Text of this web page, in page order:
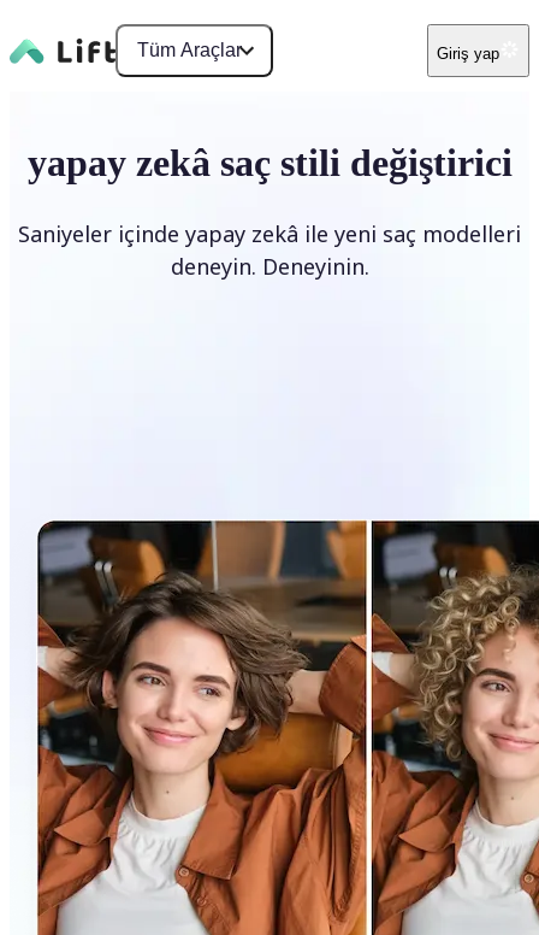
Tüm Araçlar Giriş yap
yapay zekâ saç stili değiştirici
Saniyeler içinde yapay zekâ ile yeni saç modelleri
deneyin. Deneyinin.